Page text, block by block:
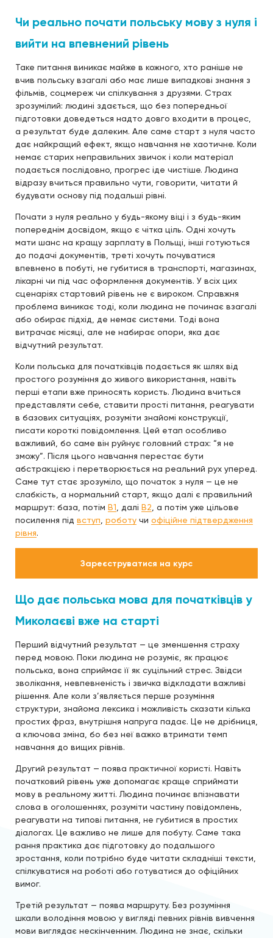
Чи реально почати польську мову з нуля і
вийти на впевнений рівень
Таке питання виникає майже в кожного, хто раніше не
вчив польську взагалі або має лише випадкові знання з
фільмів, соцмереж чи спілкування з друзями. Страх
зрозумілий: людині здається, що без попередньої
підготовки доведеться надто довго входити в процес,
а результат буде далеким. Але саме старт з нуля часто
дає найкращий ефект, якщо навчання не хаотичне. Коли
немає старих неправильних звичок і коли матеріал
подається послідовно, прогрес іде чистіше. Людина
відразу вчиться правильно чути, говорити, читати й
будувати основу під подальші рівні.
Почати з нуля реально у будь-якому віці і з будь-яким
попереднім досвідом, якщо є чітка ціль. Одні хочуть
мати шанс на кращу зарплату в Польщі, інші готуються
до подачі документів, треті хочуть почуватися
впевнено в побуті, не губитися в транспорті, магазинах,
лікарні чи під час оформлення документів. У всіх цих
сценаріях стартовий рівень не є вироком. Справжня
проблема виникає тоді, коли людина не починає взагалі
або обирає підхід, де немає системи. Тоді вона
витрачає місяці, але не набирає опори, яка дає
відчутний результат.
Коли польська для початківців подається як шлях від
простого розуміння до живого використання, навіть
перші етапи вже приносять користь. Людина вчиться
представляти себе, ставити прості питання, реагувати
в базових ситуаціях, розуміти знайомі конструкції,
писати короткі повідомлення. Цей етап особливо
важливий, бо саме він руйнує головний страх: “я не
зможу”. Після цього навчання перестає бути
абстракцією і перетворюється на реальний рух уперед.
Саме тут стає зрозуміло, що початок з нуля — це не
слабкість, а нормальний старт, якщо далі є правильний
маршрут: база, потім B1 , далі B2 , а потім уже цільове
посилення під вступ роботу чи офіційне підтвердження
рівня.
Зареєструватися на курс
Що дає польська мова для початківців у
Миколаєві вже на старті
Перший відчутний результат — це зменшення страху
перед мовою. Поки людина не розуміє, як працює
польська, вона сприймає її як суцільний стрес. Звідси
зволікання, невпевненість і звичка відкладати важливі
рішення. Але коли з’являється перше розуміння
структури, знайома лексика і можливість сказати кілька
простих фраз, внутрішня напруга падає. Це не дрібниця,
а ключова зміна, бо без неї важко втримати темп
навчання до вищих рівнів.
Другий результат — поява практичної користі. Навіть
початковий рівень уже допомагає краще сприймати
мову в реальному житті. Людина починає впізнавати
слова в оголошеннях, розуміти частину повідомлень,
реагувати на типові питання, не губитися в простих
діалогах. Це важливо не лише для побуту. Саме така
рання практика дає підготовку до подальшого
зростання, коли потрібно буде читати складніші тексти,
спілкуватися на роботі або готуватися до офіційних
вимог.
Третій результат — поява маршруту. Без розуміння
шкали володіння мовою у вигляді певних рівнів вивчення
мови виглядає нескінченним. Людина не знає, скільки